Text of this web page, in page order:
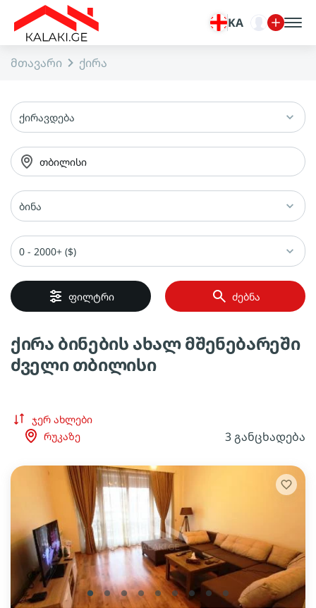
KA
მთავარი ქირა
ქირავდება
თბილისი
ბინა
0 - 2000+ ($)
ფილტრი ძებნა
ქირა ბინების ახალ მშენებარეში
ძველი თბილისი
ჯერ ახლები
რუკაზე
3 განცხადება
lens lens lens lens lens lens lens lens lens